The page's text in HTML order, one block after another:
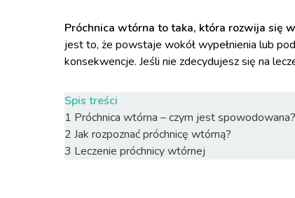
Próchnica wtórna to taka, która rozwija się
jest to, że powstaje wokół wypełnienia lub
konsekwencje. Jeśli nie zdecydujesz się na
Spis treści
1 Próchnica wtórna – czym jest spowodowana?
2 Jak rozpoznać próchnicę wtórną?
3 Leczenie próchnicy wtórnej